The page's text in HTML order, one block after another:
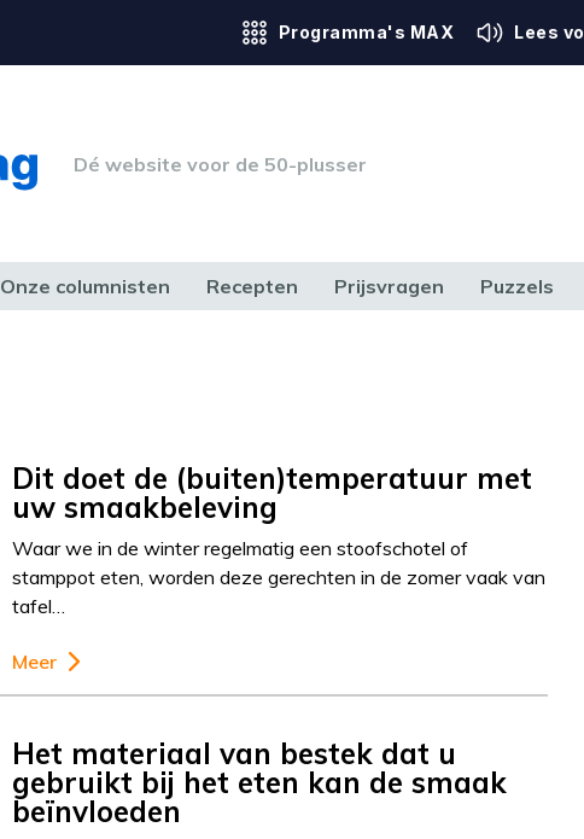
Programma's MAX Lees
Dé website voor de 50-plusser
Onze columnisten Recepten Prijsvragen Puzzels
Dit doet de (buiten)temperatuur met
uw smaakbeleving
Waar we in de winter regelmatig een stoofschotel of
stamppot eten, worden deze gerechten in de zomer vaak van
tafel…
Meer
Het materiaal van bestek dat u
gebruikt bij het eten kan de smaak
beïnvloeden